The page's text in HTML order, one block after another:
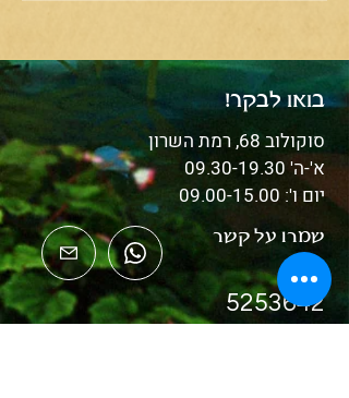
בואו לבקר!
סוקולוב 68, רמת השרון
א'-ה' 09.30-19.30
יום ו': 09.00-15.00
שמרו על קשר
03-
5253642